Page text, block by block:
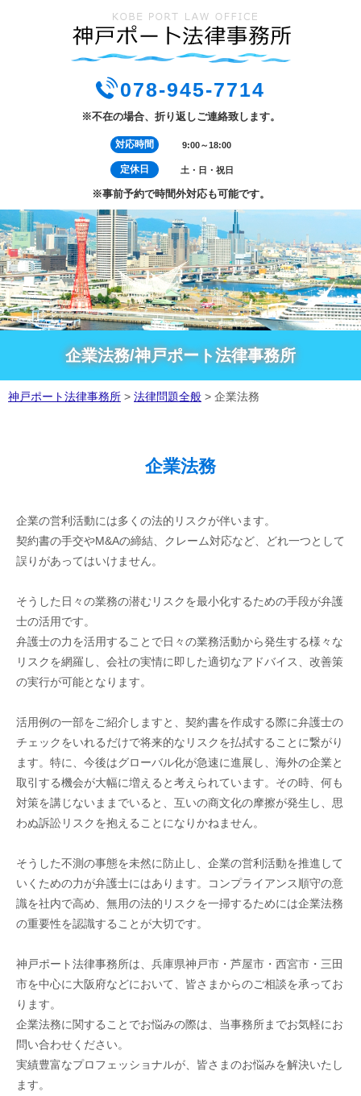
078-945-7714
※不在の場合、折り返しご連絡致します。
対応時間 9:00～18:00
定休日 土・日・祝日
※事前予約で時間外対応も可能です。
企業法務/神戸ポート法律事務所
神戸ポート法律事務所 > 法律問題全般 > 企業法務
企業法務
企業の営利活動には多くの法的リスクが伴います。
契約書の手交やM&Aの締結、クレーム対応など、どれ一つとして
誤りがあってはいけません。
そうした日々の業務の潜むリスクを最小化するための手段が弁護
士の活用です。
弁護士の力を活用することで日々の業務活動から発生する様々な
リスクを網羅し、会社の実情に即した適切なアドバイス、改善策
の実行が可能となります。
活用例の一部をご紹介しますと、契約書を作成する際に弁護士の
チェックをいれるだけで将来的なリスクを払拭することに繋がり
ます。特に、今後はグローバル化が急速に進展し、海外の企業と
取引する機会が大幅に増えると考えられています。その時、何も
対策を講じないままでいると、互いの商文化の摩擦が発生し、思
わぬ訴訟リスクを抱えることになりかねません。
そうした不測の事態を未然に防止し、企業の営利活動を推進して
いくための力が弁護士にはあります。コンプライアンス順守の意
識を社内で高め、無用の法的リスクを一掃するためには企業法務
の重要性を認識することが大切です。
神戸ポート法律事務所は、兵庫県神戸市・芦屋市・西宮市・三田
市を中心に大阪府などにおいて、皆さまからのご相談を承ってお
ります。
企業法務に関することでお悩みの際は、当事務所までお気軽にお
問い合わせください。
実績豊富なプロフェッショナルが、皆さまのお悩みを解決いたし
ます。